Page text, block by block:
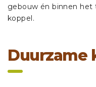
gebouw én binnen
koppel.
Duurzame